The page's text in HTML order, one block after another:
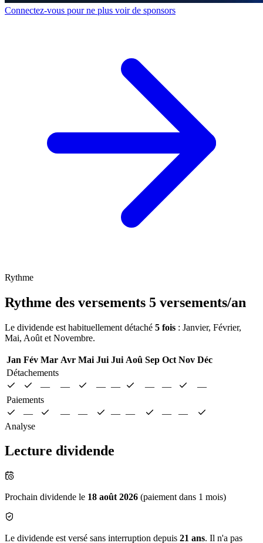
Connectez-vous pour ne plus voir de sponsors
Rythme
Rythme des versements 5 versements/an
Le dividende est habituellement détaché 5 fois : Janvier, Février,
Mai, Août et Novembre.
Jan Fév Mar Avr Mai Jui Jui Aoû Sep Oct Nov Déc
Détachements
—
— — — — —
—
Paiements
—
— — — — —
—
Analyse
Lecture dividende
Prochain dividende le 18 août 2026 (paiement dans 1 mois)
Le dividende est versé sans interruption depuis 21 ans. Il n'a pas